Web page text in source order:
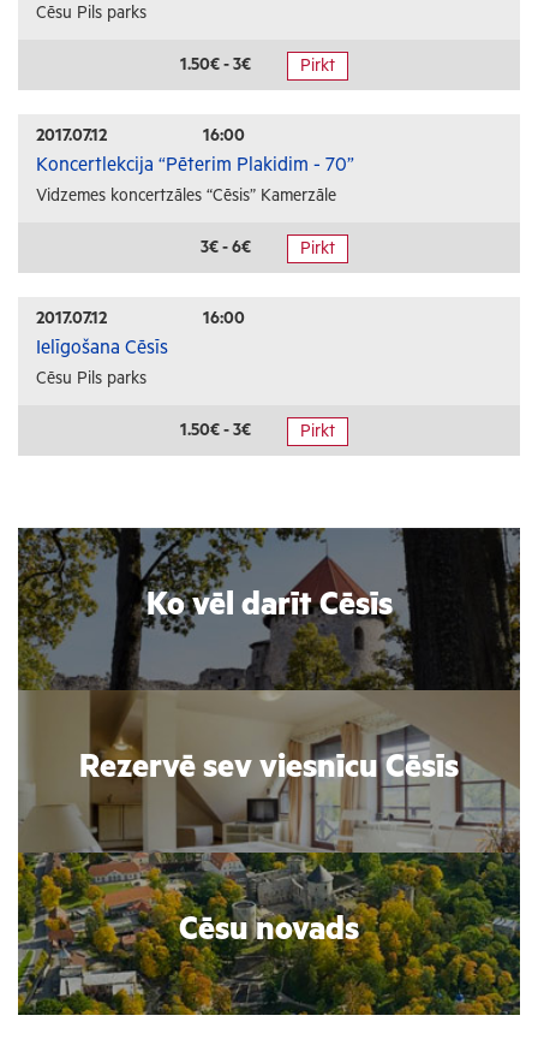
Cēsu Pils parks
1.50€ - 3€ Pirkt
2017.07.12 16:00
Koncertlekcija “Pēterim Plakidim - 70”
Vidzemes koncertzāles “Cēsis” Kamerzāle
3€ - 6€ Pirkt
2017.07.12 16:00
Ielīgošana Cēsīs
Cēsu Pils parks
1.50€ - 3€ Pirkt
Ko vēl darīt Cēsīs
Rezervē sev viesnīcu Cēsīs
Cēsu novads